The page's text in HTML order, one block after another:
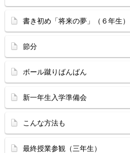
書き初め「将来の夢」（６年生）
節分
ボール蹴りばんばん
新一年生入学準備会
こんな方法も
最終授業参観（三年生）